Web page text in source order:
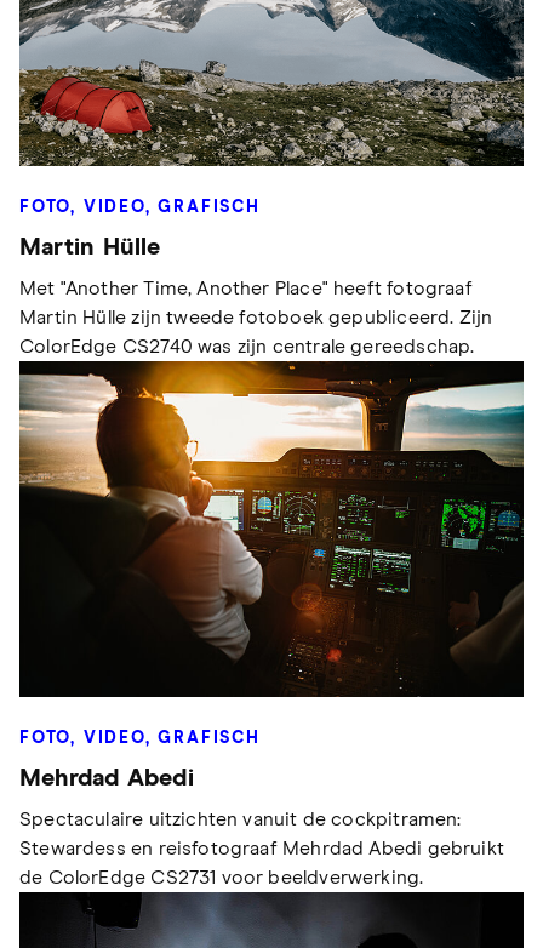
FOTO, VIDEO, GRAFISCH
Martin Hülle
Met "Another Time, Another Place" heeft fotograaf
Martin Hülle zijn tweede fotoboek gepubliceerd. Zijn
ColorEdge CS2740 was zijn centrale gereedschap.
FOTO, VIDEO, GRAFISCH
Mehrdad Abedi
Spectaculaire uitzichten vanuit de cockpitramen:
Stewardess en reisfotograaf Mehrdad Abedi gebruikt
de ColorEdge CS2731 voor beeldverwerking.